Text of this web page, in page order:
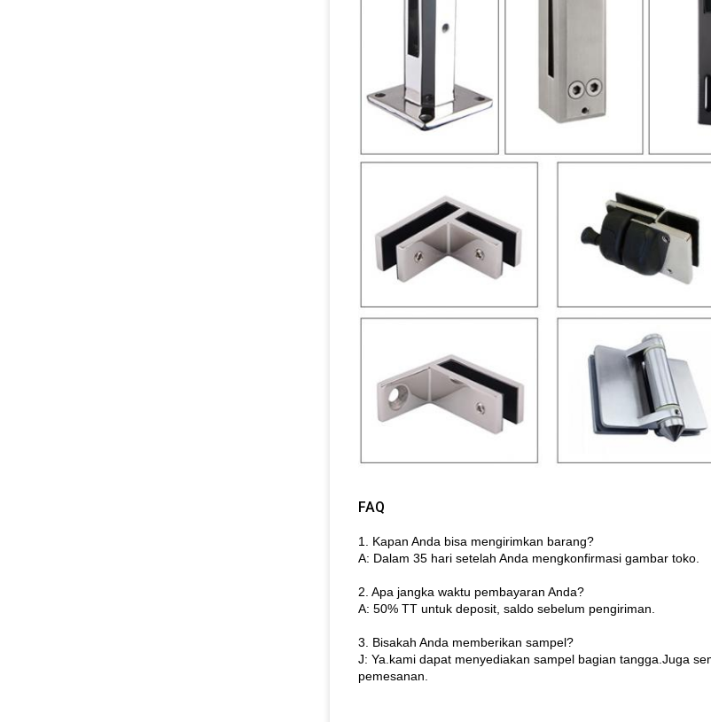
FAQ
1. Kapan Anda bisa mengirimkan barang?
A: Dalam 35 hari setelah Anda mengkonfirmasi gambar toko.
2. Apa jangka waktu pembayaran Anda?
A: 50% TT untuk deposit, saldo sebelum pengiriman.
3. Bisakah Anda memberikan sampel?
J: Ya.kami dapat menyediakan sampel bagian tangga.Juga
pemesanan.